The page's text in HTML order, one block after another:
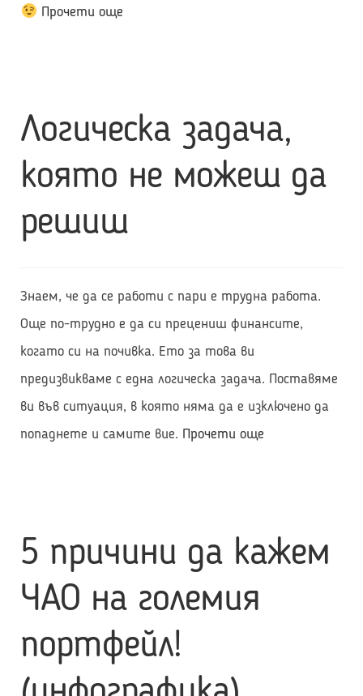
Прочети ощеМожеш
Уорън
Логическа задача,
която не можеш да
решиш
Знаем, че да се работи с пари е трудна работа.
Още по-трудно е да си прецениш финансите,
когато си на почивка. Ето за това ви
предизвикваме с една логическа задача. Поставяме
ви във ситуация, в която няма да е изключено да
попаднете и самите вие. Прочети още
можеш
5 причини да кажем
ЧАО на големия
портфейл!